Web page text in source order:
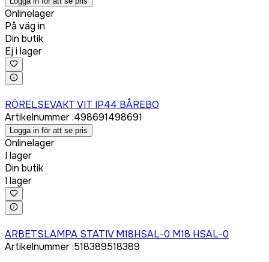
Onlinelager
På väg in
Din butik
Ej i lager
RÖRELSEVAKT VIT IP44 BÅREBO
Artikelnummer:498691498691
Logga in för att se pris
Onlinelager
I lager
Din butik
I lager
ARBETSLAMPA STATIV M18HSAL-0 M18 HSAL-0
Artikelnummer:518389518389